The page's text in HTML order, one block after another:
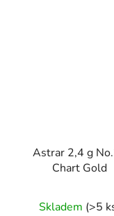
Astrar 2,4 g
Chart Gold
Skladem (>5